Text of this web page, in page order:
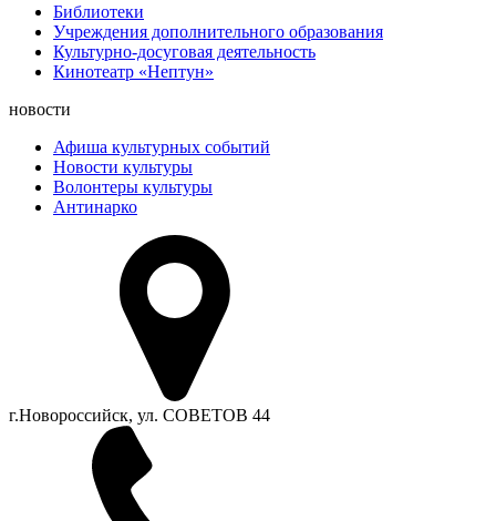
Библиотеки
Учреждения дополнительного образования
Культурно-досуговая деятельность
Кинотеатр «Нептун»
новости
Афиша культурных событий
Новости культуры
Волонтеры культуры
Антинарко
г.Новороссийск, ул. СОВЕТОВ 44